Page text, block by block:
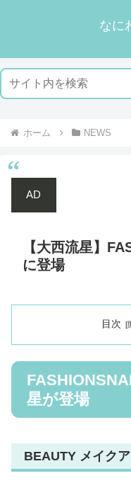
なに
ホーム NEWS
AD
【大西流星】
に登場
目次
星が登場
BEAUTY メイク